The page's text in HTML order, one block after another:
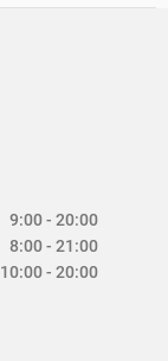
9:00 - 20:00
8:00 - 21:00
10:00 - 20:00